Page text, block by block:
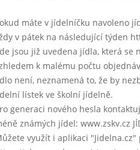
Červenec 2022 Srpen 2022
1. 9. 2022
- 14:00)
Masová
Kynuté knedlíky
kompot
máte v jídelníčku navoleno
v pátek na následující týden
jsou již uvedena jídla, která se
k malému počtu
není, neznamená to, že by
lístek ve školní jídelně.
generaci nového hesla
známých jídel: www.zskv.cz
využít i aplikaci